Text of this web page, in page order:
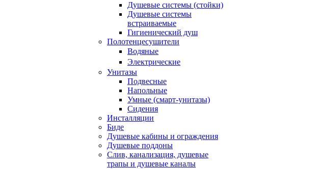
Душевые системы (стойки)
Душевые системы
встраиваемые
Гигиенический душ
Полотенцесушители
ㅤВодяные
ㅤЭлектрические
Унитазы
Подвесные
Напольные
Умные (смарт-унитазы)
Сидения
Инсталляции
Биде
Душевые кабины и ограждения
Душевые поддоны
Слив, канализация, душевые
трапы и душевые каналы